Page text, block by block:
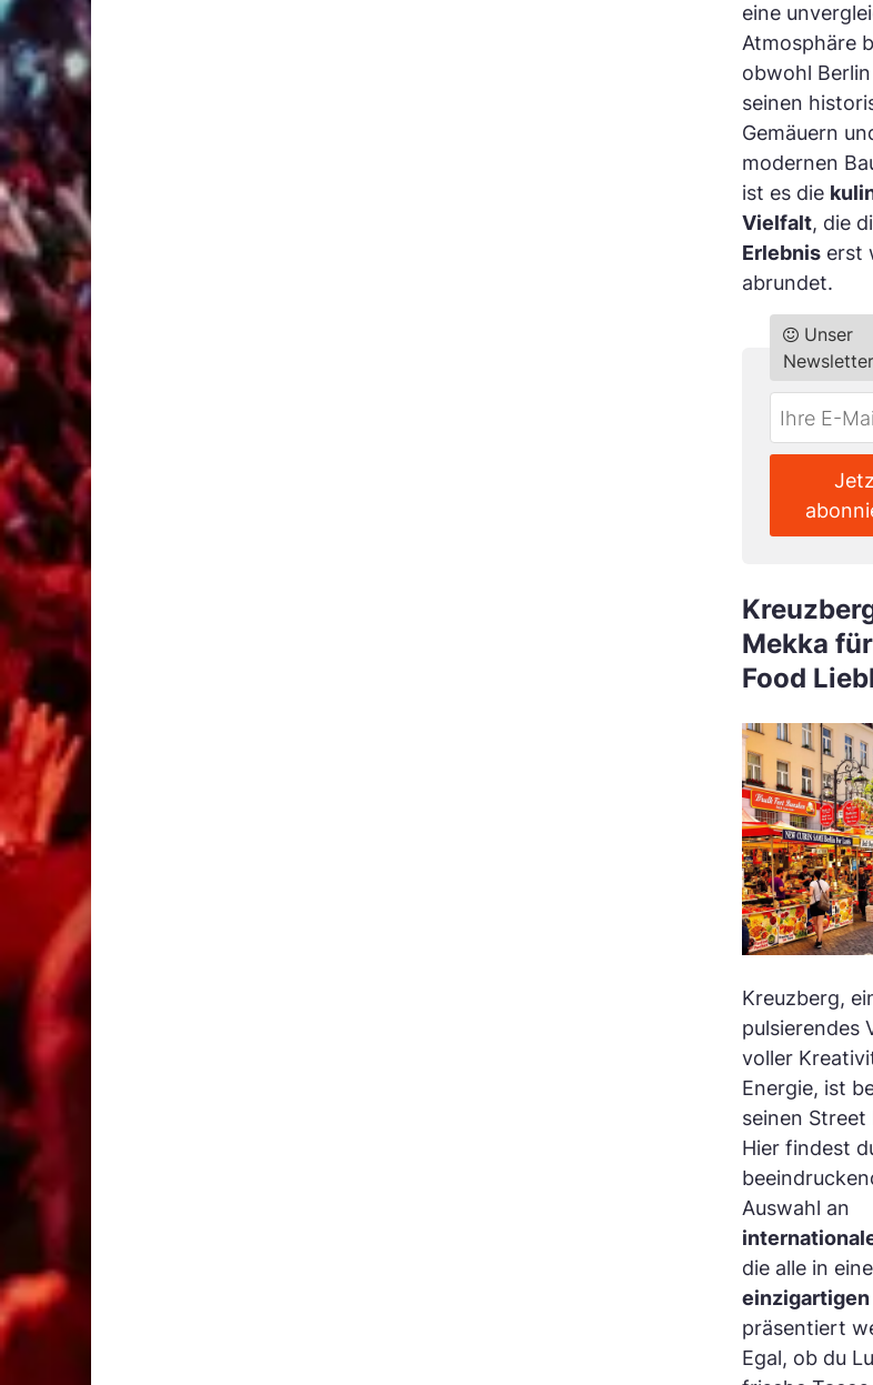
eine
Atmosphäre
obwohl
seinen
Gemäuern
modernen
ist es die
Vielfalt, die
Erlebnis erst
abrundet.
Do
not
Unser
Newsletter
*Ihre
E-
Mekka
Food
Kreuzberg,
pulsierendes
voller
Energie, ist
seinen Street
Hier findest
Auswahl an
die alle in
präsentiert
Egal, ob du